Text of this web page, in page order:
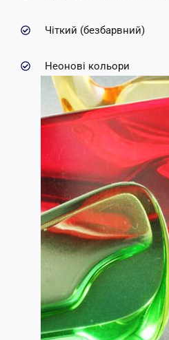
Чіткий (безбарвний)
Неонові кольори